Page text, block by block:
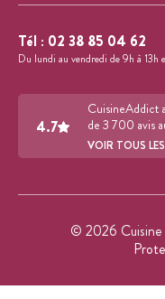
Tél : 02 38 85 04 62
Du lundi au vendredi de 9h à 13h
4.7
CuisineAddict
de 3 700 avis
VOIR TOUS
© 2026 Cuisine